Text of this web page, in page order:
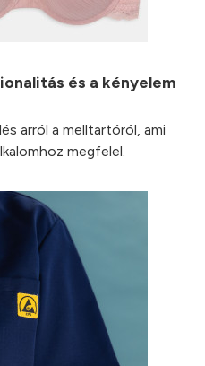
és a kényelem
arról a melltartóról, ami
megfelel.